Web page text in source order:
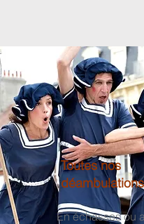
Toutes nos
déambulations
En échasses ou